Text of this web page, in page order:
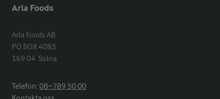
Arla Foods
Arla Foods AB
PO BOX 4083
169 04  Solna
Telefon:08−789 50 00